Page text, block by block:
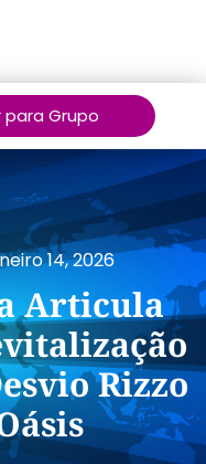
para Grupo
14, 2026
Articula
Rizzo